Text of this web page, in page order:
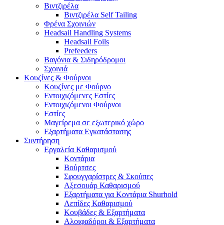
Βιντζιρέλα
Βιντζιρέλα Self Tailing
Φρένα Σχοινιών
Headsail Handling Systems
Headsail Foils
Prefeeders
Βαγόνια & Σιδηρόδρομοι
Σχοινιά
Κουζίνες & Φούρνοι
Κουζίνες με Φούρνο
Εντοιχιζόμενες Εστίες
Εντοιχιζόμενοι Φούρνοι
Εστίες
Μαγείρεμα σε εξωτερικό χώρο
Εξαρτήματα Εγκατάστασης
Συντήρηση
Εργαλεία Καθαρισμού
Κοντάρια
Βούρτσες
Σφουγγαρίστρες & Σκούπες
Αξεσουάρ Καθαρισμού
Εξαρτήματα για Κοντάρια Shurhold
Λεπίδες Καθαρισμού
Κουβάδες & Εξαρτήματα
Αλοιφαδόροι & Εξαρτήματα